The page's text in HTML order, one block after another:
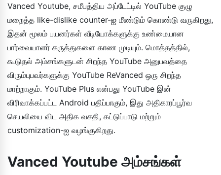
Vanced Youtube, சமீபத்திய அப்டேட்டில் YouTube குழு
மறைத்த like-dislike counter-ஐ மீண்டும் கொண்டு வருகிறது,
இதன் மூலம் பயனர்கள் வீடியோக்களுக்கு உண்மையான
பார்வையாளர் கருத்துகளை காண முடியும். மொத்தத்தில்,
கூடுதல் அம்சங்களுடன் சிறந்த YouTube அனுபவத்தை
விரும்புபவர்களுக்கு YouTube ReVanced ஒரு சிறந்த
மாற்றாகும். YouTube Plus என்பது YouTube இன்
விரிவாக்கப்பட்ட Android பதிப்பாகும், இது அதிகாரப்பூர்வ
செயலியை விட அதிக வசதி, கட்டுப்பாடு மற்றும்
customization-ஐ வழங்குகிறது.
Vanced Youtube அம்சங்கள்